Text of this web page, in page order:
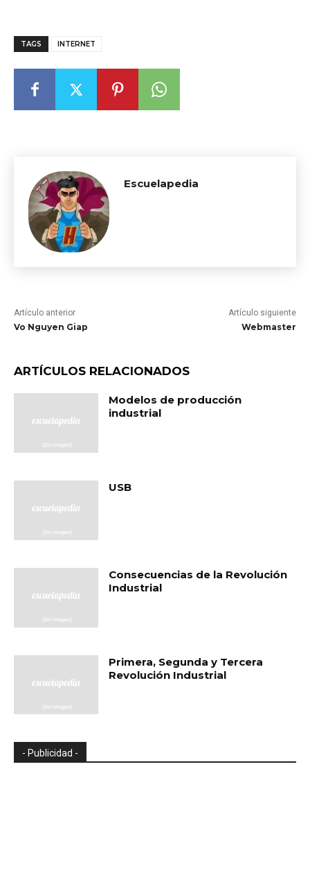
TAGS INTERNET
Escuelapedia
Artículo anterior
Vo Nguyen Giap
Artículo siguiente
Webmaster
ARTÍCULOS RELACIONADOS
Modelos de producción
industrial
USB
Consecuencias de la Revolución
Industrial
Primera, Segunda y Tercera
Revolución Industrial
- Publicidad -